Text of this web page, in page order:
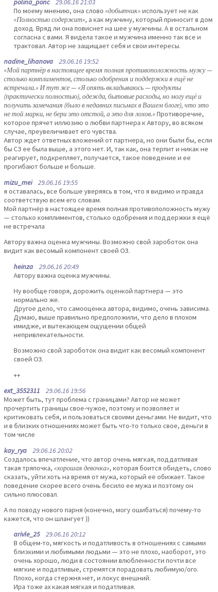
polina_ponc29.06.16 21:03
По моему мнению, она слово «добытчик»использует не как
«Полностью содержит», а как мужчину, который приносит в дом
доход. Вряд ли она повиснет на шее у мужчины. А в остальном
согласна с вами. Я видела такое и мужчина именно так все и
трактовал. Автор не защищает себя и свои интересы.
nadine_lihanova 29.06.16 19:52
«Мой партнёр в настоящее время полная противоположность мужу —
столько комплиментов, столько одобрения и поддержки я ещё не
встречала.» И тут же — «Я опять вкладываюсь — продукты
(практически полностью), одежда, бытовые расходы, но могу ещё и
получить замечания (было в недавних письмах в Вашем блоге), что это
не той марки, не бери это отстой, а это для лохов.»Противоречие,
которое прячет иллюзию о любви партнера к Автору, во всяком
случае, преувеличивает его чувства.
Автор ждет ответных вложений от партнера, но они были бы, если
бы СЗ ее была выше, а этого нет. И, так как, она терпит и никак не
реагирует, подкрепляет, получается, такое поведение и ее
прогибают больше и больше.
mizu_mei29.06.16 19:55
я оставалась, все больше уверяясь в том, что я видимо и правда
соответствую всем его словам.
Мой партнёр в настоящее время полная противоположность мужу
— столько комплиментов, столько одобрения и поддержки я ещё
не встречала
Автору важна оценка мужчины. Возможно свой зароботок она
видит как весомый компонент своей ОЗ.
heinza 29.06.16 20:49
Автору важна оценка мужчины.
Ну вообще говоря, дорожить оценкой партнера — это
нормально же.
Другое дело, что самооценка автора, видимо, очень зависима.
Думаю, выше правильно предположили, что дело в плохом
имидже, и вытекающем ощущении общей
непривлекательности.
Возможно свой зароботок она видит как весомый компонент
своей ОЗ.
++
ext_3552311 29.06.16 19:56
Может быть, тут проблема с границами? Автор не может
прочертить границы свое-чужое, поэтому и позволяет и
критиковать себя, и пользоваться своими деньгами. Не видит, что
и в близких отношениях может быть что-то только свое, деньги в
том числе
kay_rya 29.06.16 20:02
Создалось впечатление, что автор очень мягкая, поддатливая
такая тряпочка, «хорошая девочка», которая боится обидеть, слово
сказать, уйти хоть на время от мужа, который её обижает. Такое
поведение скорее всего очень бесило ее мужа и поэтому он
сильно плюсовал.
А по поводу нового парня (конечно, могу ошибаться) почему-то
кажется, что он шлангует ))
arivle_2529.06.16 20:12
В общем-то, мягкость и податливость в отношениях с самыми
близкими и любимыми людьми — это не плохо, наоборот, это
очень хорошо, люди в состоянии влюбленности почти все
мягкие и податливые, стремятся порадовать любимую/ого.
Плохо, когда стержня нет, и локус внешний.
Ира тоже ах какая мягкая и податливая.